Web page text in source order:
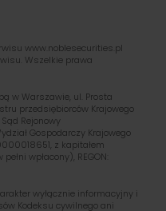
www.noblesecurities.pl
Wszelkie prawa
w Warszawie, ul. Prosta
przedsiębiorców Krajowego
Rejonowy
Gospodarczy Krajowego
z kapitałem
wpłacony), REGON:
wyłącznie informacyjny i
Kodeksu cywilnego ani